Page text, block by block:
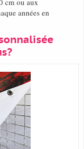
cm ou aux
années en